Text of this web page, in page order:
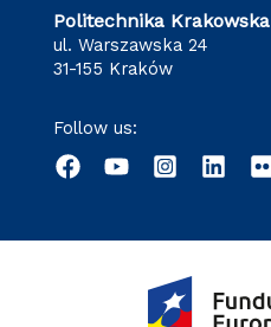
Politechnika Krakowska
ul. Warszawska 24
31-155 Kraków
Follow us: